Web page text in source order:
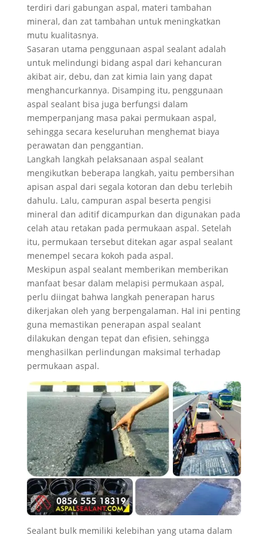
terdiri dari gabungan aspal, materi tambahan
mineral, dan zat tambahan untuk meningkatkan
mutu kualitasnya.
Sasaran utama penggunaan aspal sealant adalah
untuk melindungi bidang aspal dari kehancuran
akibat air, debu, dan zat kimia lain yang dapat
menghancurkannya. Disamping itu, penggunaan
aspal sealant bisa juga berfungsi dalam
memperpanjang masa pakai permukaan aspal,
sehingga secara keseluruhan menghemat biaya
perawatan dan penggantian.
Langkah langkah pelaksanaan aspal sealant
mengikutkan beberapa langkah, yaitu pembersihan
apisan aspal dari segala kotoran dan debu terlebih
dahulu. Lalu, campuran aspal beserta pengisi
mineral dan aditif dicampurkan dan digunakan pada
celah atau retakan pada permukaan aspal. Setelah
itu, permukaan tersebut ditekan agar aspal sealant
menempel secara kokoh pada aspal.
Meskipun aspal sealant memberikan memberikan
manfaat besar dalam melapisi permukaan aspal,
perlu diingat bahwa langkah penerapan harus
dikerjakan oleh yang berpengalaman. Hal ini penting
guna memastikan penerapan aspal sealant
dilakukan dengan tepat dan efisien, sehingga
menghasilkan perlindungan maksimal terhadap
permukaan aspal.
Sealant bulk memiliki kelebihan yang utama dalam